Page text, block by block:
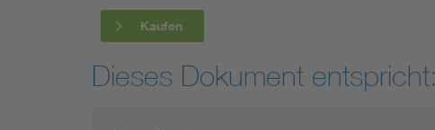
Mobility
Kaufen
Dieses Dokument entspricht: